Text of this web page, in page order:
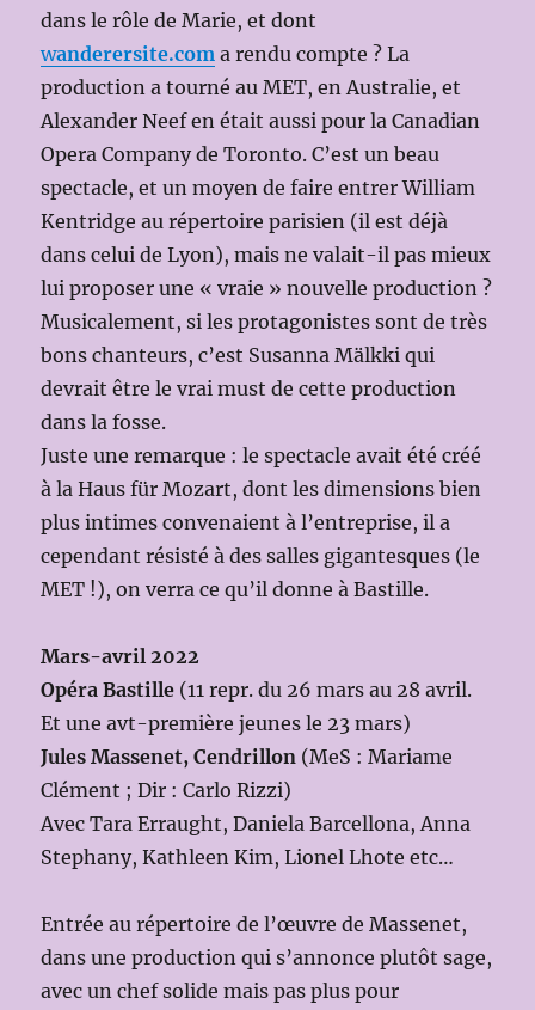
dans le rôle de Marie, et dont
wanderersite.com a rendu compte ? La
production a tourné au MET, en Australie, et
Alexander Neef en était aussi pour la Canadian
Opera Company de Toronto. C’est un beau
spectacle, et un moyen de faire entrer William
Kentridge au répertoire parisien (il est déjà
dans celui de Lyon), mais ne valait-il pas mieux
lui proposer une « vraie » nouvelle production ?
Musicalement, si les protagonistes sont de très
bons chanteurs, c’est Susanna Mälkki qui
devrait être le vrai must de cette production
dans la fosse.
Juste une remarque : le spectacle avait été créé
à la Haus für Mozart, dont les dimensions bien
plus intimes convenaient à l’entreprise, il a
cependant résisté à des salles gigantesques (le
MET !), on verra ce qu’il donne à Bastille.
Mars-avril 2022
Opéra Bastille (11 repr. du 26 mars au 28 avril.
Et une avt-première jeunes le 23 mars)
Jules Massenet, Cendrillon (MeS : Mariame
Clément ; Dir : Carlo Rizzi)
Avec Tara Erraught, Daniela Barcellona, Anna
Stephany, Kathleen Kim, Lionel Lhote etc…
Entrée au répertoire de l’œuvre de Massenet,
dans une production qui s’annonce plutôt sage,
avec un chef solide mais pas plus pour